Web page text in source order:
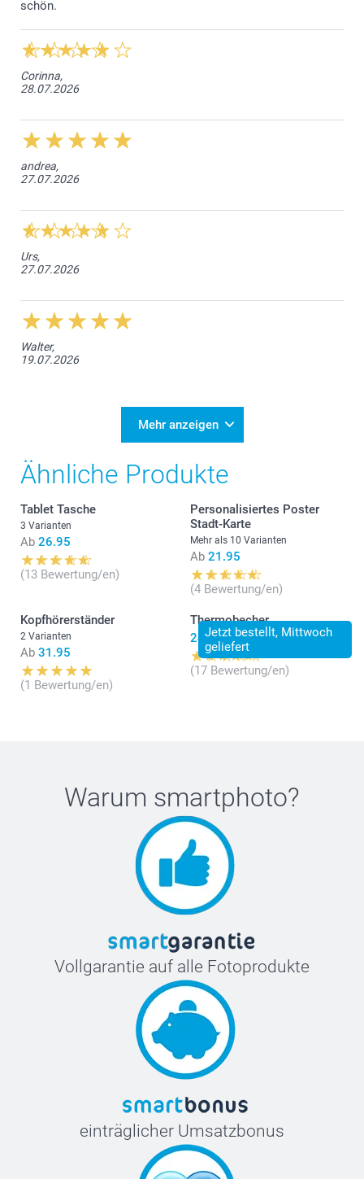
Die iPhone-Taschenhülle kombiniert eine stabile
Schutzbasis mit einem eleganten, praktischen Design.
schön.
Corinna,
28.07.2026
andrea,
27.07.2026
Urs,
27.07.2026
Walter,
19.07.2026
Mehr anzeigen
Ähnliche Produkte
Tablet Tasche
3 Varianten
Ab 26.95
(13 Bewertung/en)
Personalisiertes Poster
Stadt-Karte
Mehr als 10 Varianten
Ab 21.95
(4 Bewertung/en)
Kopfhörerständer
2 Varianten
Ab 31.95
(1 Bewertung/en)
Jetzt bestellt, Mittwoch
geliefert
Thermobecher
24.95
(17 Bewertung/en)
Warum smartphoto?
Vollgarantie auf alle Fotoprodukte
einträglicher Umsatzbonus